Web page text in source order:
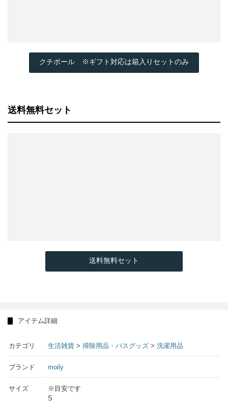
クチポール ※ギフト対応は箱入りセットのみ
送料無料セット
送料無料セット
アイテム詳細
カテゴリ 生活雑貨 > 掃除用品・バスグッズ > 洗濯用品
ブランド moily
サイズ
※目安です
S